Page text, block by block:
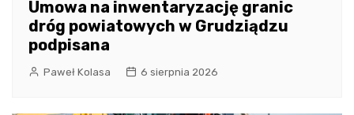
Umowa na inwentaryzację granic
dróg powiatowych w Grudziądzu
podpisana
Paweł Kolasa 6 sierpnia 2026